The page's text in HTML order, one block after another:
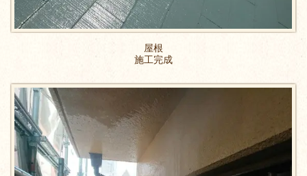
屋根
施工完成